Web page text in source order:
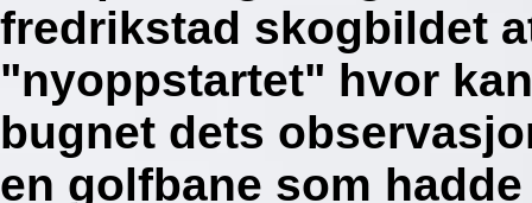
fredrikstad skogbildet
"nyoppstartet" hvor
bugnet dets
en golfbane som